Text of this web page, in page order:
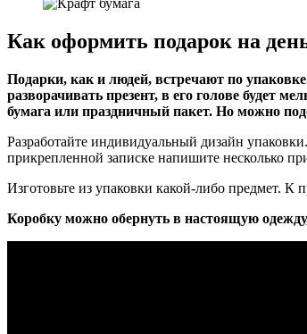
Как оформить подарок на
Подарки, как и людей, встречают по
разворачивать презент, в его голове будет
бумага или праздничный пакет. Но можно
Разработайте индивидуальный дизайн
прикрепленной записке напишите несколько
Изготовьте из упаковки какой-либо предмет. К
Коробку можно обернуть в настоящую